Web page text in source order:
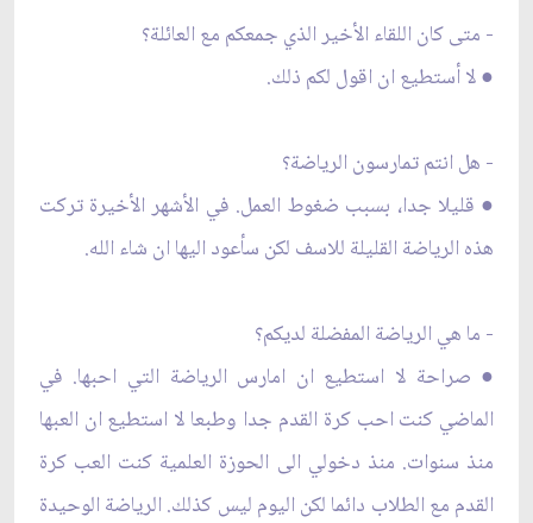
- متى كان اللقاء الأخير الذي جمعكم مع العائلة؟
● لا أستطيع ان اقول لكم ذلك.
- هل انتم تمارسون الرياضة؟
● قليلا جدا، بسبب ضغوط العمل. في الأشهر الأخيرة تركت
هذه الرياضة القليلة للاسف لكن سأعود اليها ان شاء الله.
- ما هي الرياضة المفضلة لديكم؟
● صراحة لا استطيع ان امارس الرياضة التي احبها. في
الماضي كنت احب كرة القدم جدا وطبعا لا استطيع ان العبها
منذ سنوات. منذ دخولي الى الحوزة العلمية كنت العب كرة
القدم مع الطلاب دائما لكن اليوم ليس كذلك. الرياضة الوحيدة